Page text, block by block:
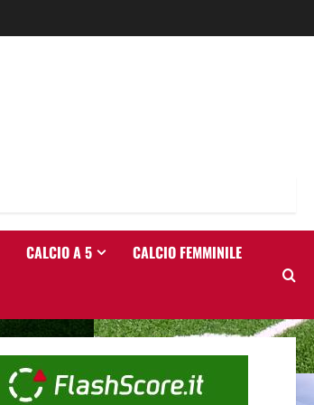
CALCIO A 5 CALCIO FEMMINILE